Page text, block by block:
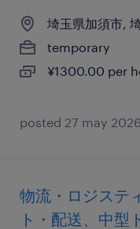
埼玉県加須市,
temporary
¥1300.00 per
posted 27 may 2026
物流・ロジステ
ト・配送、中型